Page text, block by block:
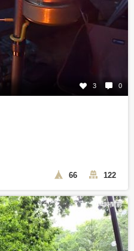
3 0
66 122
4時間前